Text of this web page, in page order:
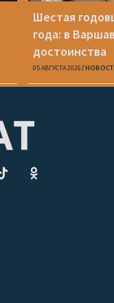
Шестая
года: в
достоинства
05 АВГУСТА 2026